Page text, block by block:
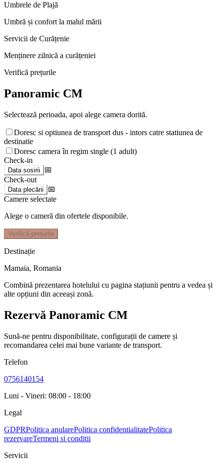
Umbrele de Plajă
Umbră și confort la malul mării
Servicii de Curățenie
Menținere zilnică a curățeniei
Verifică prețurile
Panoramic CM
Selectează perioada, apoi alege camera dorită.
Doresc si optiunea de transport dus - intors catre statiunea de
destinatie
Doresc camera în regim single (1 adult)
Check-in
Data sosirii
📅
Check-out
Data plecării
📅
Camere selectate
Alege o cameră din ofertele disponibile.
Verifică prețurile
Destinație
Mamaia, Romania
Combină prezentarea hotelului cu pagina stațiunii pentru a vedea și
alte opțiuni din aceeași zonă.
Rezervă Panoramic CM
Sună-ne pentru disponibilitate, configurații de camere și
recomandarea celei mai bune variante de transport.
Telefon
0756140154
Luni - Vineri: 08:00 - 18:00
Legal
GDPRPolitica anularePolitica confidentialitatePolitica
rezervareTermeni si conditii
Servicii